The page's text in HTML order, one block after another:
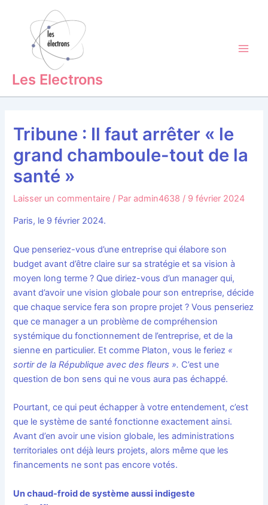
contenu
Les Electrons
Tribune : Il faut arrêter « le
grand chamboule-tout de la
santé »
Laisser un commentaire / Paradmin4638 / 9 février 2024
Paris, le 9 février 2024.
Que penseriez-vous d’une entreprise qui élabore son
budget avant d’être claire sur sa stratégie et sa vision à
moyen long terme ? Que diriez-vous d’un manager qui,
avant d’avoir une vision globale pour son entreprise, décide
que chaque service fera son propre projet ? Vous penseriez
que ce manager a un problème de compréhension
systémique du fonctionnement de l’entreprise, et de la
sienne en particulier. Et comme Platon, vous le feriez «
sortir de la République avec des fleurs ». C’est une
question de bon sens qui ne vous aura pas échappé.
Pourtant, ce qui peut échapper à votre entendement, c’est
que le système de santé fonctionne exactement ainsi.
Avant d’en avoir une vision globale, les administrations
territoriales ont déjà leurs projets, alors même que les
financements ne sont pas encore votés.
Un chaud-froid de système aussi indigeste